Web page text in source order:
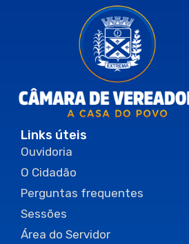
Links úteis
Ouvidoria
O Cidadão
Perguntas frequentes
Sessões
Área do Servidor